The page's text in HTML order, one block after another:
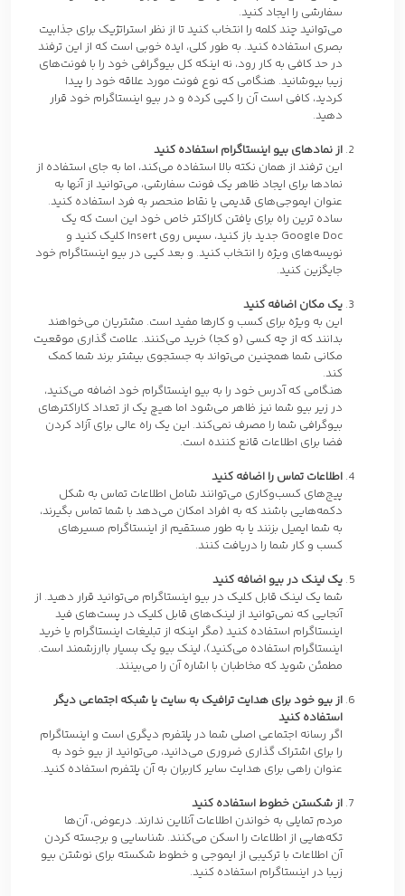
سفارشی را ایجاد کنید.
می‌توانید چند کلمه را انتخاب کنید تا از نظر استراتژیک برای جذابیت
بصری استفاده کنید. به طور کلی، ایده خوبی است که از این ترفند
در حد کافی به کار رود، نه اینکه کل بیوگرافی خود را با فونت‌های
زیبا بپوشانید. هنگامی که نوع فونت مورد علاقه خود را پیدا
کردید، کافی است آن را کپی کرده و در بیو اینستاگرام خود قرار
دهید.
از نمادهای بیو اینستاگرام استفاده کنید
این ترفند از همان نکته بالا استفاده می‌کند، اما به جای استفاده از
نمادها برای ایجاد ظاهر یک فونت سفارشی، می‌توانید از آنها به
عنوان ایموجی‌های قدیمی یا نقاط منحصر به فرد استفاده کنید.
ساده ترین راه برای یافتن کاراکتر خاص خود این است که یک
Google Doc جدید باز کنید، سپس روی Insert کلیک کنید و
نویسه‌های ویژه را انتخاب کنید. و بعد کپی در بیو اینستاگرام خود
جایگزین کنید.
یک مکان اضافه کنید
این به ویژه برای کسب و کارها مفید است. مشتریان می‌خواهند
بدانند که از چه کسی (و کجا) خرید می‌کنند. علامت گذاری موقعیت
مکانی شما همچنین می‌تواند به جستجوی بیشتر برند شما کمک
کند.
هنگامی که آدرس خود را به بیو اینستاگرام خود اضافه می‌کنید،
در زیر بیو شما نیز ظاهر می‌شود اما هیچ یک از تعداد کاراکترهای
بیوگرافی شما را مصرف نمی‌کند. این یک راه عالی برای آزاد کردن
فضا برای اطلاعات قانع کننده است.
اطلاعات تماس را اضافه کنید
پیج‌های کسب‌وکاری می‌توانند شامل اطلاعات تماس به شکل
دکمه‌هایی باشند که به افراد امکان می‌دهد با شما تماس بگیرند،
به شما ایمیل بزنند یا به طور مستقیم از اینستاگرام مسیرهای
کسب و کار شما را دریافت کنند.
یک لینک در بیو اضافه کنید
شما یک لینک قابل کلیک در بیو اینستاگرام می‌توانید قرار دهید. از
آنجایی که نمی‌توانید از لینک‌های قابل کلیک در پست‌های فید
اینستاگرام استفاده کنید (مگر اینکه از تبلیغات اینستاگرام یا خرید
اینستاگرام استفاده می‌کنید)، لینک بیو یک بسیار باارزشمند است.
مطمئن شوید که مخاطبان با اشاره آن را می‌بینند.
از بیو خود برای هدایت ترافیک به سایت یا شبکه اجتماعی دیگر
استفاده کنید
اگر رسانه اجتماعی اصلی شما در پلتفرم دیگری است و اینستاگرام
را برای اشتراک گذاری ضروری می‌دانید، می‌توانید از بیو خود به
عنوان راهی برای هدایت سایر کاربران به آن پلتفرم استفاده کنید.
از شکستن خطوط استفاده کنید
مردم تمایلی به خواندن اطلاعات آنلاین ندارند. درعوض، آن‌ها
تکه‌هایی از اطلاعات را اسکن می‌کنند. شناسایی و برجسته کردن
آن اطلاعات با ترکیبی از ایموجی و خطوط شکسته برای نوشتن بیو
زیبا در اینستاگرام استفاده کنید.